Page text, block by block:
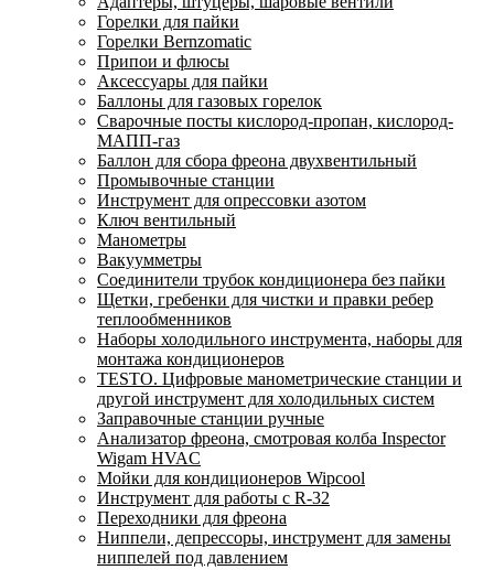
Горелки для пайки
Горелки Bernzomatic
Припои и флюсы
Аксессуары для пайки
Баллоны для газовых горелок
Сварочные посты кислород-пропан, кислород-
МАПП-газ
Баллон для сбора фреона двухвентильный
Промывочные станции
Инструмент для опрессовки азотом
Ключ вентильный
Манометры
Вакуумметры
Соединители трубок кондиционера без пайки
Щетки, гребенки для чистки и правки ребер
теплообменников
Наборы холодильного инструмента, наборы для
монтажа кондиционеров
TESTO. Цифровые манометрические станции и
другой инструмент для холодильных систем
Заправочные станции ручные
Анализатор фреона, смотровая колба Inspector
Wigam HVAC
Мойки для кондиционеров Wipcool
Инструмент для работы с R-32
Переходники для фреона
Ниппели, депрессоры, инструмент для замены
ниппелей под давлением